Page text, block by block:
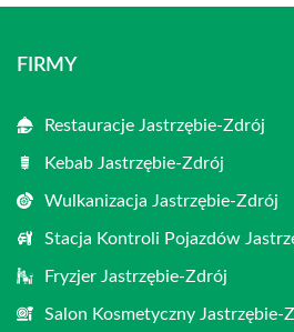
FIRMY
Restauracje Jastrzębie-Zdrój
Kebab Jastrzębie-Zdrój
Wulkanizacja Jastrzębie-Zdrój
Stacja Kontroli Pojazdów
Fryzjer Jastrzębie-Zdrój
Salon Kosmetyczny Jastrzębie-